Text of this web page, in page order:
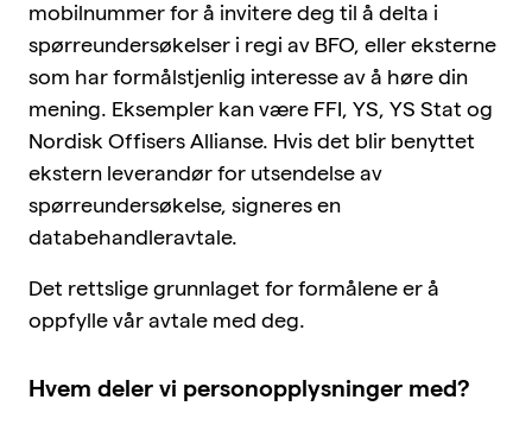
mobilnummer for å invitere deg til å delta i
spørreundersøkelser i regi av BFO, eller eksterne
som har formålstjenlig interesse av å høre din
mening. Eksempler kan være FFI, YS, YS Stat og
Nordisk Offisers Allianse. Hvis det blir benyttet
ekstern leverandør for utsendelse av
spørreundersøkelse, signeres en
databehandleravtale.
Det rettslige grunnlaget for formålene er å
oppfylle vår avtale med deg.
Hvem deler vi personopplysninger med?